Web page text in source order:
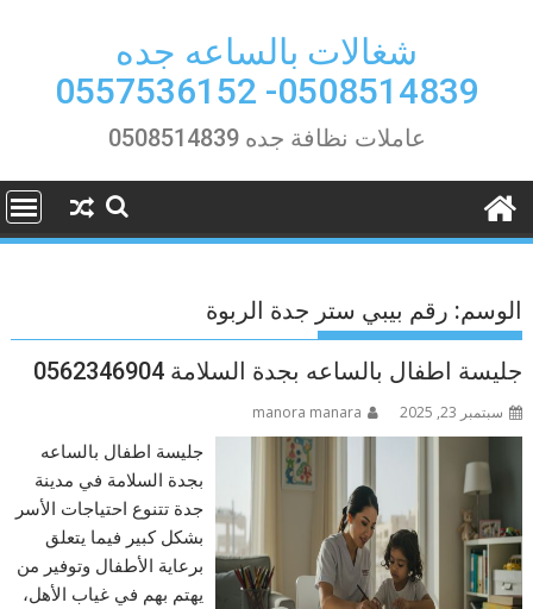
شغالات بالساعه جده
0508514839- 0557536152
عاملات نظافة جده 0508514839
الوسم: رقم بيبي ستر جدة الربوة
جليسة اطفال بالساعه بجدة السلامة 0562346904
سبتمبر 23, 2025 manora manara
جليسة اطفال بالساعه
بجدة السلامة في مدينة
جدة تتنوع احتياجات الأسر
بشكل كبير فيما يتعلق
برعاية الأطفال وتوفير من
يهتم بهم في غياب الأهل،